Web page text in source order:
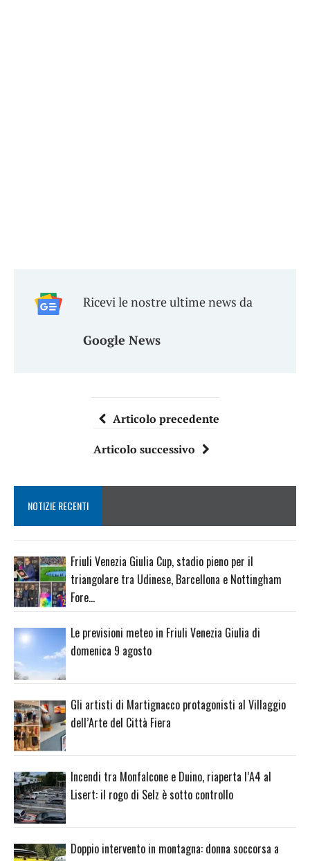
Ricevi le nostre ultime news da
Google News
Articolo precedente
Articolo successivo
NOTIZIE RECENTI
Friuli Venezia Giulia Cup, stadio pieno per il
triangolare tra Udinese, Barcellona e Nottingham
Fore…
Le previsioni meteo in Friuli Venezia Giulia di
domenica 9 agosto
Gli artisti di Martignacco protagonisti al Villaggio
dell’Arte del Città Fiera
Incendi tra Monfalcone e Duino, riaperta l’A4 al
Lisert: il rogo di Selz è sotto controllo
Doppio intervento in montagna: donna soccorsa a